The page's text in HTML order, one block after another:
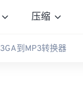
压缩
3GA到MP3转换器